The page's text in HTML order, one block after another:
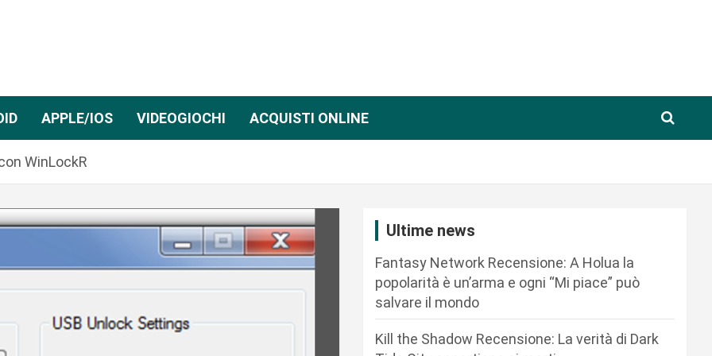
APPLE/IOS VIDEOGIOCHI ACQUISTI ONLINE
WinLockR
Ultime news
Fantasy Network Recensione: A Holua la
popolarità è un’arma e ogni “Mi piace” può
salvare il mondo
Kill the Shadow Recensione: La verità di Dark